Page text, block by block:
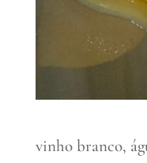
vinho branco,